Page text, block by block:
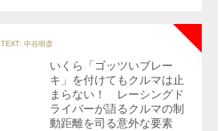
TEXT: 中谷明彦
いくら「ゴッツいブレー
キ」を付けてもクルマは止
まらない！ レーシングド
ライバーが語るクルマの制
動距離を司る意外な要素